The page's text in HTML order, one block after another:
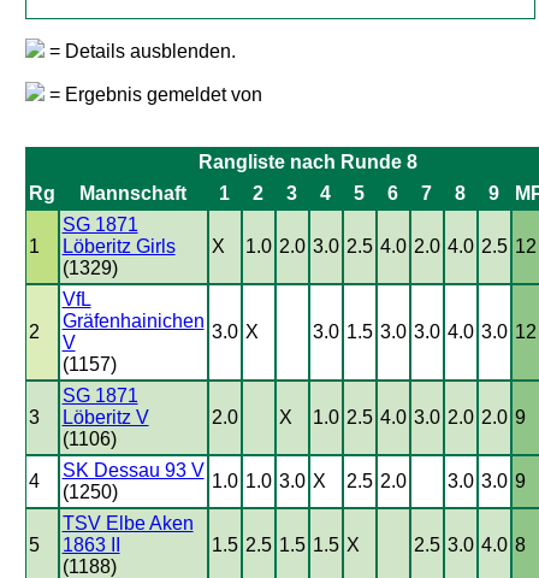
= Details ausblenden.
= Ergebnis gemeldet von
Rangliste nach Runde 8
Rg
Mannschaft 1 2 3 4 5 6 7 8 9
1
SG 1871
Löberitz Girls
(1329)
X 1.0 2.0 3.0 2.5 4.0 2.0 4.0 2.5 12
2
VfL
Gräfenhainichen
V
(1157)
3.0 X 3.0 1.5 3.0 3.0 4.0 3.0 12
3
SG 1871
Löberitz V
(1106)
2.0 X 1.0 2.5 4.0 3.0 2.0 2.0 9
4
SK Dessau 93 V
(1250)
1.0 1.0 3.0 X 2.5 2.0 3.0 3.0 9
5
TSV Elbe Aken
1863 II
(1188)
1.5 2.5 1.5 1.5 X 2.5 3.0 4.0 8